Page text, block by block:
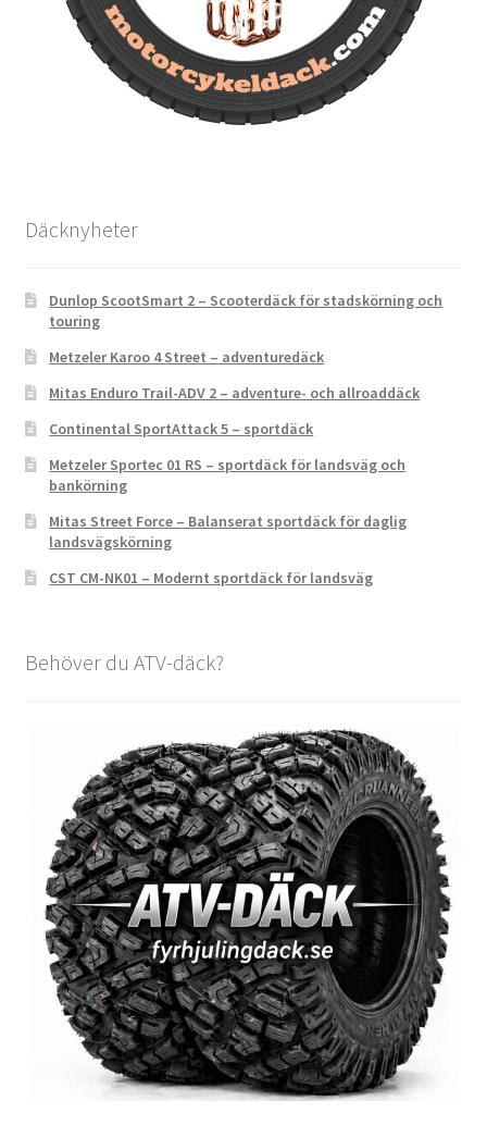
Däcknyheter
Dunlop ScootSmart 2 – Scooterdäck för stadskörning och
touring
Metzeler Karoo 4 Street – adventuredäck
Mitas Enduro Trail-ADV 2 – adventure- och allroaddäck
Continental SportAttack 5 – sportdäck
Metzeler Sportec 01 RS – sportdäck för landsväg och
bankörning
Mitas Street Force – Balanserat sportdäck för daglig
landsvägskörning
CST CM-NK01 – Modernt sportdäck för landsväg
Behöver du ATV-däck?